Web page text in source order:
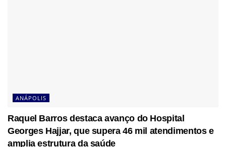
ANÁPOLIS
Raquel Barros destaca avanço do Hospital
Georges Hajjar, que supera 46 mil atendimentos e
amplia estrutura da saúde